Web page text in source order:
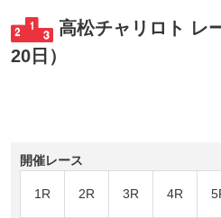
高松チャリロト レ
20日）
開催レース
1R 2R 3R 4R